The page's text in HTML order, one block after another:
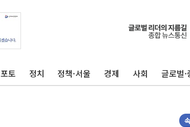
포토 정치 정책·서울 경제 사회 글로벌·